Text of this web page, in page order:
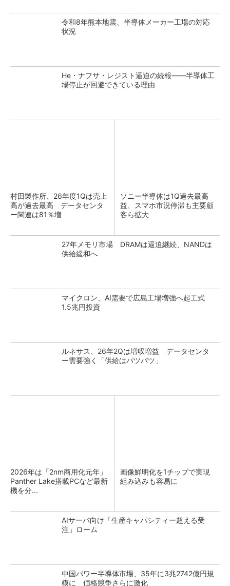
令和8年熊本地震、半導体メーカー工場の対応
状況
He・ナフサ・レジスト逼迫の続報――半導体工
場停止が回避できている理由
村田製作所、26年度1Qは売上
高が過去最高 データセンタ
ー関連は81％増
ソニー半導体は1Q過去最高
益、スマホ市況停滞も主要顧
客ら拡大
27年メモリ市場 DRAMは逼迫継続、NANDは
供給緩和へ
マイクロン、AI需要で広島工場増強へ起工式
1.5兆円投資
ルネサス、26年2Qは増収増益 データセンタ
ー需要強く「供給はパツパツ」
2026年は「2nm商用化元年」
Panther Lake搭載PCなど最新
機を分...
画像鮮明化を1チップで実現
組み込みも容易に
AIサーバ向け「生産キャパシティー超える受
注」ローム
中国パワー半導体市場、35年に3兆2742億円規
模に 価格競争さらに激化